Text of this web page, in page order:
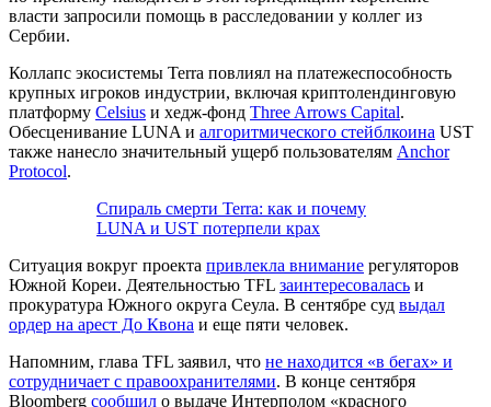
власти запросили помощь в расследовании у коллег из
Сербии.
Коллапс экосистемы Terra повлиял на платежеспособность
крупных игроков индустрии, включая криптолендинговую
платформу Celsius и хедж-фонд Three Arrows Capital.
Обесценивание LUNA и алгоритмического стейблкоина UST
также нанесло значительный ущерб пользователям Anchor
Protocol.
Спираль смерти Terra: как и почему
LUNA и UST потерпели крах
Ситуация вокруг проекта привлекла внимание регуляторов
Южной Кореи. Деятельностью TFL заинтересовалась и
прокуратура Южного округа Сеула. В сентябре суд выдал
ордер на арест До Квона и еще пяти человек.
Напомним, глава TFL заявил, что не находится «в бегах» и
сотрудничает с правоохранителями. В конце сентября
Bloomberg сообщил о выдаче Интерполом «красного